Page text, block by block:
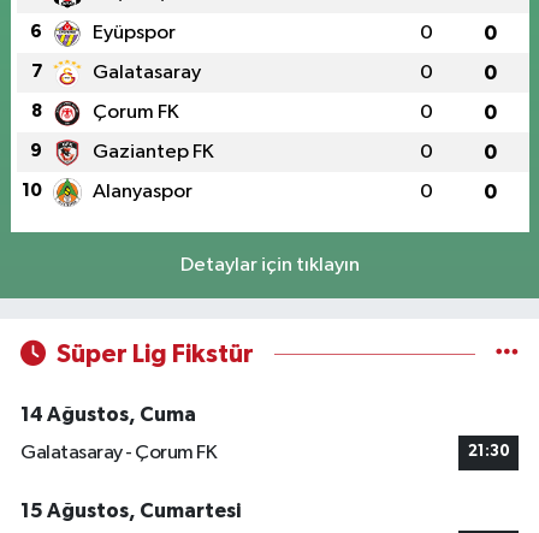
6 Eyüpspor 0 0
7 Galatasaray 0 0
8 Çorum FK 0 0
9 Gaziantep FK 0 0
10 Alanyaspor 0 0
Detaylar için tıklayın
Süper Lig Fikstür
14 Ağustos, Cuma
Galatasaray - Çorum FK
21:30
15 Ağustos, Cumartesi